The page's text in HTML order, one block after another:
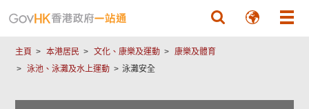
主頁 本港居民 文化、康樂及運動
康樂及體育
泳池、泳灘及水上運動
泳灘安全